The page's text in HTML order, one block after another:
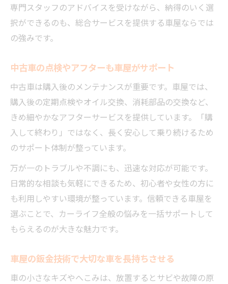
専門スタッフのアドバイスを受けながら、納得のいく選
択ができるのも、総合サービスを提供する車屋ならでは
の強みです。
中古車の点検やアフターも車屋がサポート
中古車は購入後のメンテナンスが重要です。車屋では、
購入後の定期点検やオイル交換、消耗部品の交換など、
きめ細やかなアフターサービスを提供しています。「購
入して終わり」ではなく、長く安心して乗り続けるため
のサポート体制が整っています。
万が一のトラブルや不調にも、迅速な対応が可能です。
日常的な相談も気軽にできるため、初心者や女性の方に
も利用しやすい環境が整っています。信頼できる車屋を
選ぶことで、カーライフ全般の悩みを一括サポートして
もらえるのが大きな魅力です。
車屋の鈑金技術で大切な車を長持ちさせる
車の小さなキズやへこみは、放置するとサビや故障の原